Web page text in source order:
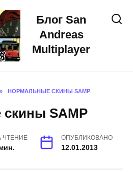
Блог San
Andreas
Multiplayer
» НОРМАЛЬНЫЕ СКИНЫ SAMP
SAMP
ЧТЕНИЕ ОПУБЛИКОВАНО
12.01.2013